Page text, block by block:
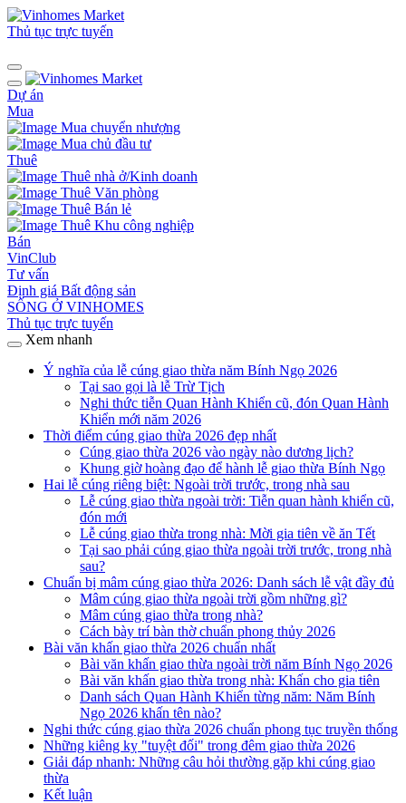
Thủ tục trực tuyến
Dự án
Mua
Mua chuyển nhượng
Mua chủ đầu tư
Thuê
Thuê nhà ở/Kinh doanh
Thuê Văn phòng
Thuê Bán lẻ
Thuê Khu công nghiệp
Bán
VinClub
Tư vấn
Định giá Bất động sản
SỐNG Ở VINHOMES
Thủ tục trực tuyến
Xem nhanh
Ý nghĩa của lễ cúng giao thừa năm Bính Ngọ 2026
Tại sao gọi là lễ Trừ Tịch
Nghi thức tiễn Quan Hành Khiển cũ, đón Quan Hành
Khiển mới năm 2026
Thời điểm cúng giao thừa 2026 đẹp nhất
Cúng giao thừa 2026 vào ngày nào dương lịch?
Khung giờ hoàng đạo để hành lễ giao thừa Bính Ngọ
Hai lễ cúng riêng biệt: Ngoài trời trước, trong nhà sau
Lễ cúng giao thừa ngoài trời: Tiễn quan hành khiển cũ,
đón mới
Lễ cúng giao thừa trong nhà: Mời gia tiên về ăn Tết
Tại sao phải cúng giao thừa ngoài trời trước, trong nhà
sau?
Chuẩn bị mâm cúng giao thừa 2026: Danh sách lễ vật đầy đủ
Mâm cúng giao thừa ngoài trời gồm những gì?
Mâm cúng giao thừa trong nhà?
Cách bày trí bàn thờ chuẩn phong thủy 2026
Bài văn khấn giao thừa 2026 chuẩn nhất
Bài văn khấn giao thừa ngoài trời năm Bính Ngọ 2026
Bài văn khấn giao thừa trong nhà: Khấn cho gia tiên
Danh sách Quan Hành Khiển từng năm: Năm Bính
Ngọ 2026 khấn tên nào?
Nghi thức cúng giao thừa 2026 chuẩn phong tục truyền thống
Những kiêng kỵ "tuyệt đối" trong đêm giao thừa 2026
Giải đáp nhanh: Những câu hỏi thường gặp khi cúng giao
thừa
Kết luận